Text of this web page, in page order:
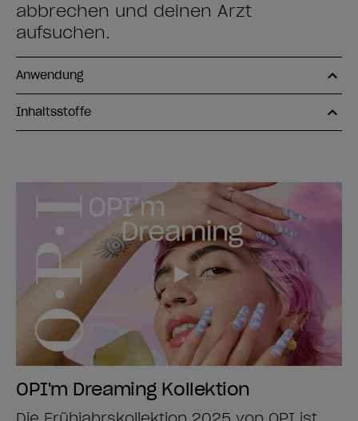
abbrechen und deinen Arzt
aufsuchen.
Anwendung
Inhaltsstoffe
OPI'm Dreaming Kollektion